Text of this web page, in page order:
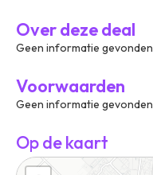
Over deze deal
Geen informatie gevonden
Voorwaarden
Geen informatie gevonden
Op de kaart